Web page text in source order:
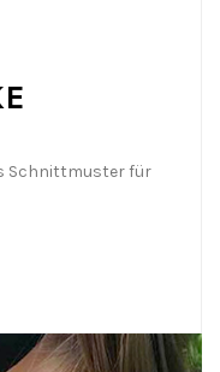
Schnittmuster für